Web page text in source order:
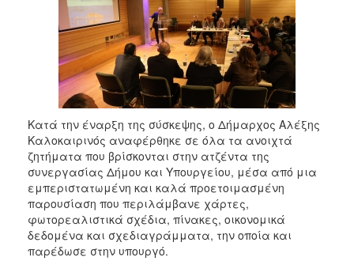
2015
2013
2012
2011
2010
2006
ΤΟΠΟΣ
Κατά την έναρξη της σύσκεψης, ο Δήμαρχος Αλέξης
Καλοκαιρινός αναφέρθηκε σε όλα τα ανοιχτά
ζητήματα που βρίσκονται στην ατζέντα της
συνεργασίας Δήμου και Υπουργείου, μέσα από μια
εμπεριστατωμένη και καλά προετοιμασμένη
παρουσίαση που περιλάμβανε χάρτες,
φωτορεαλιστικά σχέδια, πίνακες, οικονομικά
δεδομένα και σχεδιαγράμματα, την οποία και
παρέδωσε στην υπουργό.